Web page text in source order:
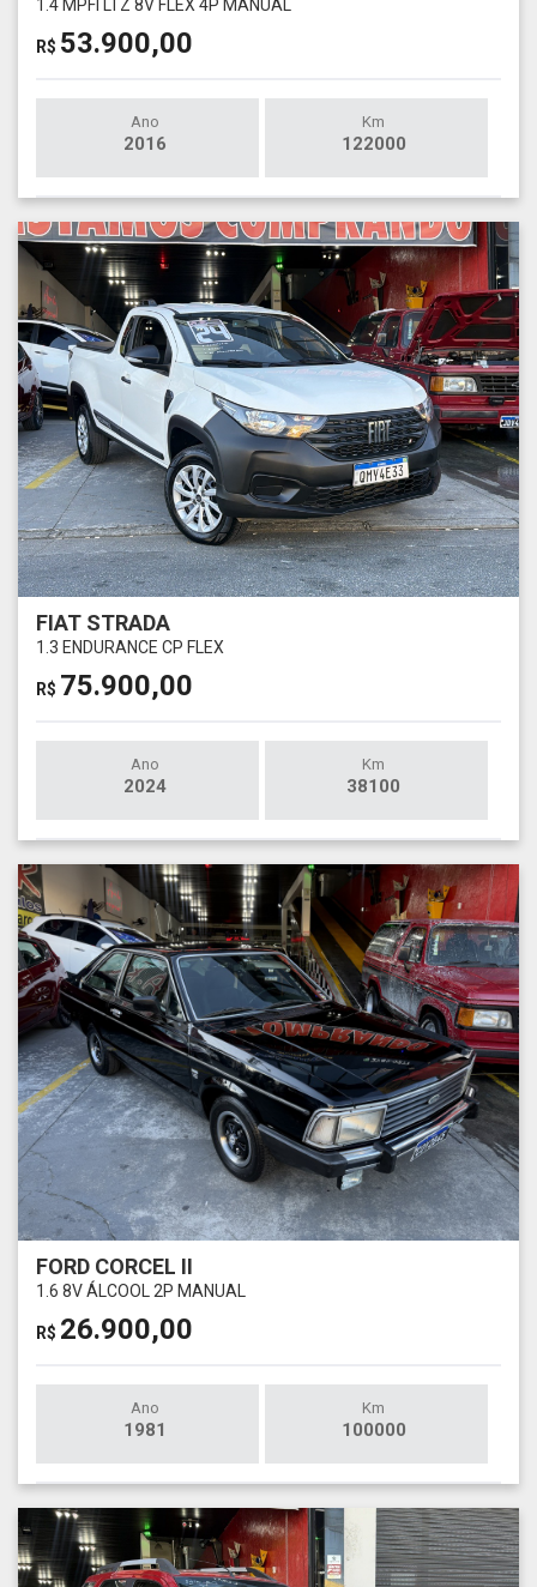
1.4 MPFI LTZ 8V FLEX 4P MANUAL
R$ 53.900,00
Ano
2016
Km
122000
FIAT STRADA
1.3 ENDURANCE CP FLEX
R$ 75.900,00
Ano
2024
Km
38100
FORD CORCEL II
1.6 8V ÁLCOOL 2P MANUAL
R$ 26.900,00
Ano
1981
Km
100000